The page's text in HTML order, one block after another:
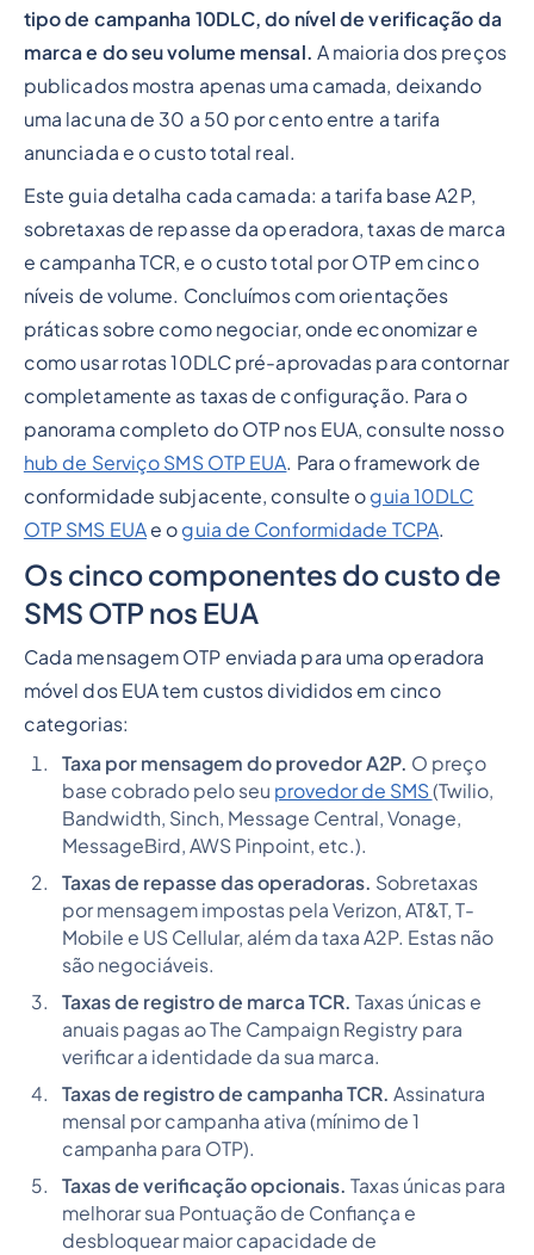
tipo de campanha 10DLC, do nível de verificação da
marca e do seu volume mensal. A maioria dos preços
publicados mostra apenas uma camada, deixando
uma lacuna de 30 a 50 por cento entre a tarifa
anunciada e o custo total real.
Este guia detalha cada camada: a tarifa base A2P,
sobretaxas de repasse da operadora, taxas de marca
e campanha TCR, e o custo total por OTP em cinco
níveis de volume. Concluímos com orientações
práticas sobre como negociar, onde economizar e
como usar rotas 10DLC pré-aprovadas para contornar
completamente as taxas de configuração. Para o
panorama completo do OTP nos EUA, consulte nosso
hub de Serviço SMS OTP EUA. Para o framework de
conformidade subjacente, consulte o guia 10DLC
OTP SMS EUAe o guia de Conformidade TCPA.
Os cinco componentes do custo de
SMS OTP nos EUA
Cada mensagem OTP enviada para uma operadora
móvel dos EUA tem custos divididos em cinco
categorias:
Taxa por mensagem do provedor A2P. O preço
base cobrado pelo seu provedor de SMS(Twilio,
Bandwidth, Sinch, Message Central, Vonage,
MessageBird, AWS Pinpoint, etc.).
Taxas de repasse das operadoras. Sobretaxas
por mensagem impostas pela Verizon, AT&T, T-
Mobile e US Cellular, além da taxa A2P. Estas não
são negociáveis.
Taxas de registro de marca TCR. Taxas únicas e
anuais pagas ao The Campaign Registry para
verificar a identidade da sua marca.
Taxas de registro de campanha TCR. Assinatura
mensal por campanha ativa (mínimo de 1
campanha para OTP).
Taxas de verificação opcionais. Taxas únicas para
melhorar sua Pontuação de Confiança e
desbloquear maior capacidade de